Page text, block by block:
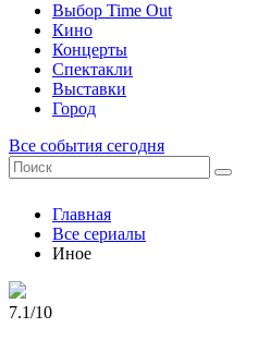
Выбор Time Out
Кино
Концерты
Спектакли
Выставки
Город
Все события сегодня
Главная
Все сериалы
Иное
7.1/10